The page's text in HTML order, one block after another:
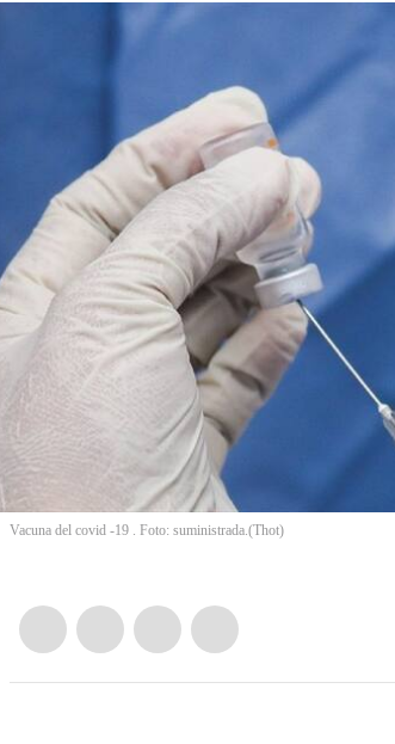
Vacuna del covid -19 . Foto: suministrada.(Thot)